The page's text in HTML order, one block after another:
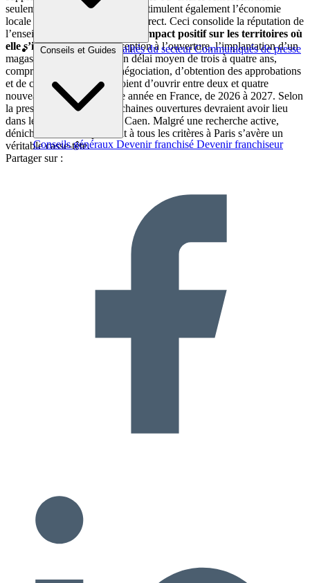
Brèves et actus Actualités du secteur Communiqués de presse
Conseils et Guides
Conseils généraux Devenir franchisé Devenir franchiseur
seulement l’emploi direct, mais stimulent également l’économie
locale en favorisant l’emploi indirect. Ceci consolide la réputation de
l’enseigne comme
un acteur à impact positif sur les territoires où
elle s’implante. De la conception à l’ouverture, l’implantation d’un
magasin Primark requiert un délai moyen de trois à quatre ans,
comprenant les phases de négociation, d’obtention des approbations
et de construction. Ils prévoient d’ouvrir entre deux et quatre
nouveaux magasins chaque année en France, de 2026 à 2027. Selon
la presse régionale, les prochaines ouvertures devraient avoir lieu
dans les villes de Troyes et Caen. Malgré une recherche active,
dénicher un local répondant à tous les critères à Paris s’avère un
véritable casse-tête.
Partager sur :